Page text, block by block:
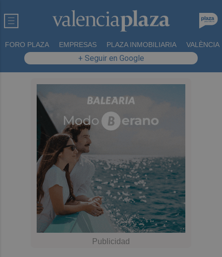
FORO PLAZA EMPRESAS PLAZA INMOBILIARIA VALÈNCIA
+ Seguir en Google